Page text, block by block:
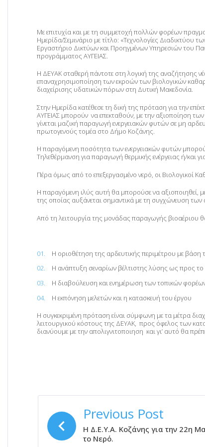
Με επιτυχία και με τη συμμετοχή πολλών φορέων
Ημερίδα/Σεμινάριο με τίτλο: «Τεχνολογίες
Εργαστήριο Δικτύων και Προηγμένων Υπηρεσιών του
προγράμματος ΑΥΓΕΙΑΣ.
Η ΔΕΥΑΚ σταθερή πάντοτε στη λογική της αναζήτησης
επαναχρησιμοποίηση των εκροών των βιολογικών
διαχείρισης υδατικών πόρων στη Δυτική Μακεδονία.
Στην Ημερίδα κατέθεσε τη δική της πρόταση για την
ΑΥΓΕΙΑΣ μπορούν να επεκταθούν, με την αξιοποίηση των
γίνεται μαζική παραγωγή ενεργειακών φυτών σε μη
πρωτογενούς τομέα στο Δήμο Κοζάνης.
Η παραγόμενη ποσότητα των ενεργειακών φυτών
Τηλεθέρμανση για παραγωγή θερμικής ενέργειας ή/
Πέρα όμως από το επεξεργασμένο νερό, οι Βιολογικοί
Η παραγόμενη ιλύς αυτή θα μπορούσε να αξιοποιηθεί,
της οποίας αυξάνεται σημαντικά με τη συγχώνευση
Από τη λειτουργία της μονάδας παραγωγής βιοαέριου
Η οριοθέτηση της αρδευτικής περιμέτρου με
Η ανάπτυξη σεναρίων βέλτιστης λύσης ως προς το
Η διαβούλευση και ενημέρωση των τοπικών
Η εκπόνηση μελετών και η κατασκευή του έργου
Η συγκεκριμένη πρόταση είναι σύμφωνη με τα μέτρα
λειτουργικού κόστους της ΔΕΥΑΚ, προς όφελος των
διανύουμε με την απολιγνιτοποιηση και γι’ αυτό θα
ΠΛΟΉΓΗΣΗ
ΆΡΘΡΩΝPrevious Post
Η Δ.Ε.Υ.Α. Κοζάνης για την 22η
το Νερό.